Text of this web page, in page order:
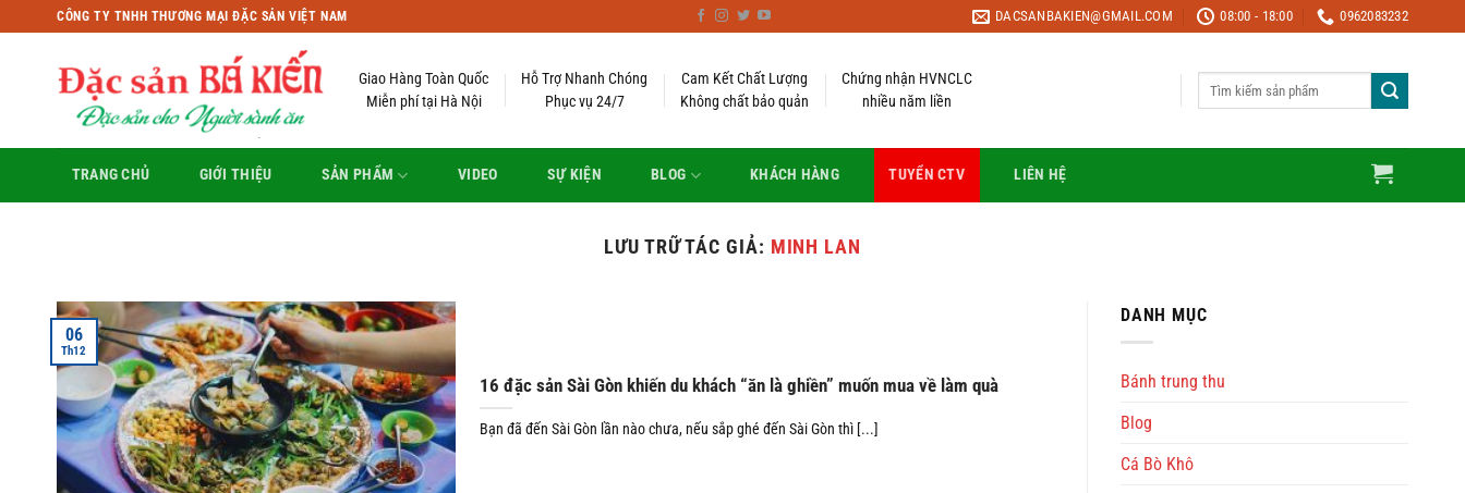
qua
CÔNG TY TNHH THƯƠNG MẠI ĐẶC SẢN VIỆT NAM DACSANBAKIEN@GMAIL.COM 08:00 - 18:00 0962083232
Giao Hàng Toàn Quốc
Miễn phí tại Hà Nội
Hỗ Trợ Nhanh Chóng
Phục vụ 24/7
Cam Kết Chất Lượng
Không chất bảo quản
Chứng nhận HVNCLC
nhiều năm liền
TRANG CHỦ GIỚI THIỆU SẢN PHẨM VIDEO SỰ KIỆN BLOG KHÁCH HÀNG TUYỂN CTV LIÊN HỆ
LƯU TRỮ TÁC GIẢ: MINH LAN
16 đặc sản Sài Gòn khiến du khách “ăn là ghiền” muốn mua về làm quà
Bạn đã đến Sài Gòn lần nào chưa, nếu sắp ghé đến Sài Gòn thì [...]
06
Th12
DANH MỤC
Bánh trung thu
Blog
Cá Bò Khô